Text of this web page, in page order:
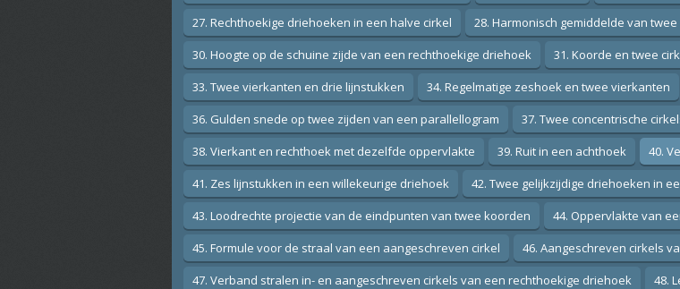
27. Rechthoekige driehoeken in een halve cirkel
28. Harmonisch gemiddelde van
30. Hoogte op de schuine zijde van een rechthoekige driehoek
31. Koorde en twee
33. Twee vierkanten en drie lijnstukken
34. Regelmatige zeshoek en twee vierkanten
36. Gulden snede op twee zijden van een parallellogram
37. Twee concentrische
38. Vierkant en rechthoek met dezelfde oppervlakte
39. Ruit in een achthoek
40.
41. Zes lijnstukken in een willekeurige driehoek
42. Twee gelijkzijdige driehoeken in
43. Loodrechte projectie van de eindpunten van twee koorden
44. Oppervlakte van
45. Formule voor de straal van een aangeschreven cirkel
46. Aangeschreven cirkels
47. Verband stralen in- en aangeschreven cirkels van een rechthoekige driehoek
48.